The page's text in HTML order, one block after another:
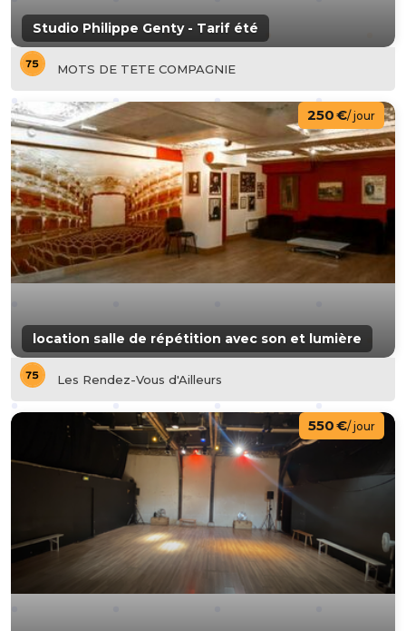
Studio Philippe Genty - Tarif été
MOTS DE TETE COMPAGNIE
location salle de répétition avec son et lumière
250 €/ jour
Les Rendez-Vous d'Ailleurs
550 €/ jour